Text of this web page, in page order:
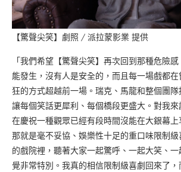
【驚聲尖笑】劇照 / 派拉蒙影業 提供
「我們希望【驚聲尖笑】再次回到那種危險
能發生，沒有人是安全的，而且每一場戲都
狂的方式超越前一場。瑞克、馬龍和整個團隊
讓每個笑話更犀利、每個橋段更盛大。對我
在慶祝一種觀眾已經有段時間沒能在大銀幕上
那就是毫不妥協、娛樂性十足的重口味限制
的戲院裡，聽著大家一起驚呼、一起大笑、
覺非常特別。我真的相信限制級喜劇回來了